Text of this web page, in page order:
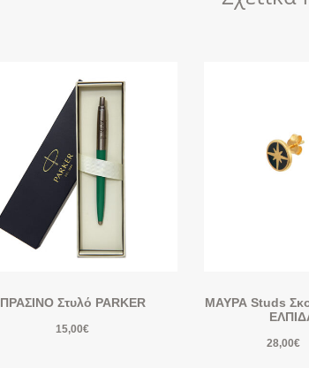
ΠΡΑΣΙΝΟ Στυλό PARKER
15,00€
ΜΑΥΡΑ Studs
28,00€